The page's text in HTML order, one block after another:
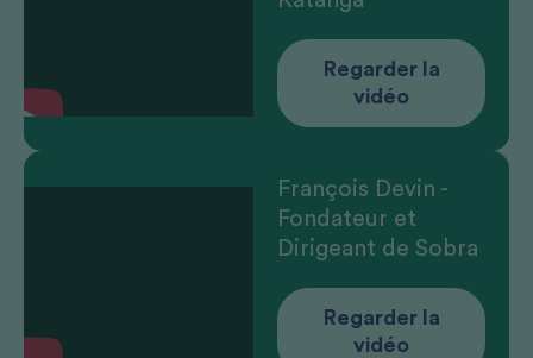
Regarder la
vidéo
François Devin -
Fondateur et
Dirigeant de Sobra
Regarder la
vidéo